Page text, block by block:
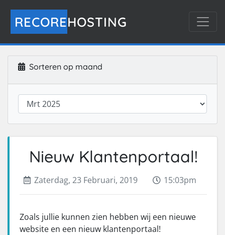
RECOREHOSTING
Sorteren op maand
Nieuw Klantenportaal!
Zaterdag, 23 Februari, 2019 15:03pm
Zoals jullie kunnen zien hebben wij een nieuwe
website en een nieuw klantenportaal!